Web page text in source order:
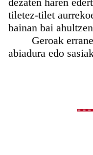
tiletez-tilet
bainan bai
Geroak erranen
abiadura edo